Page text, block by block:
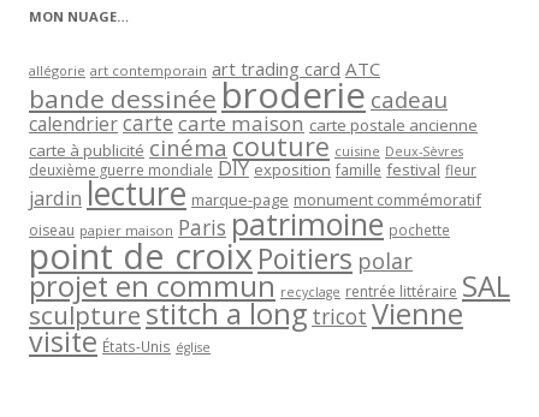
MON NUAGE…
allégorie art contemporain art trading card ATC
bande dessinée broderie cadeau
calendriercartecarte maison carte postale ancienne
carte à publicité cinéma couture cuisine Deux-Sèvres
deuxième guerre mondiale DIY exposition famille festival fleur
jardin lecture marque-page monument commémoratif
oiseau papier maison Paris patrimoine pochette
point de croixPoitiers polar
projet en commun recyclage rentrée littéraire SAL
sculpturestitch a long tricot Vienne
visite États-Unis église